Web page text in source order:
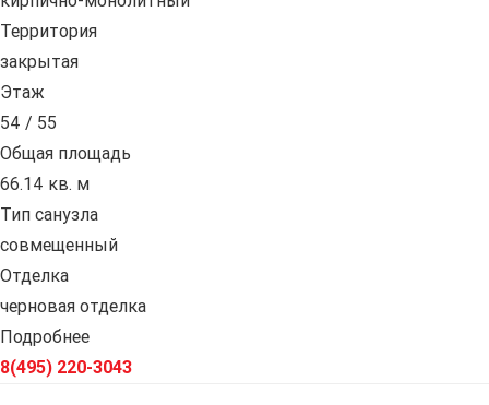
Территория
закрытая
Этаж
54 / 55
Общая площадь
66.14 кв. м
Тип санузла
совмещенный
Отделка
черновая отделка
Подробнее
8(495) 220-3043